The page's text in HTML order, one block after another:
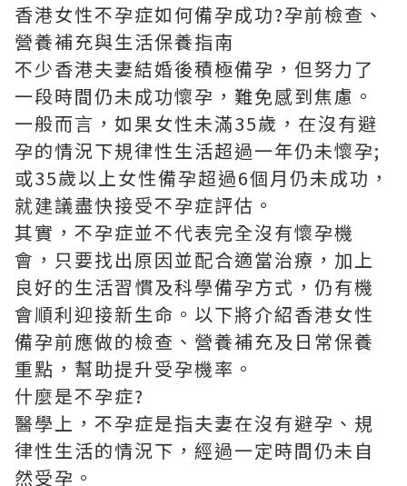
香港女性不孕症如何備孕成功?孕前檢查、
營養補充與生活保養指南
不少香港夫妻結婚後積極備孕，但努力了
一段時間仍未成功懷孕，難免感到焦慮。
一般而言，如果女性未滿35歲，在沒有避
孕的情況下規律性生活超過一年仍未懷孕;
或35歲以上女性備孕超過6個月仍未成功，
就建議盡快接受不孕症評估。
其實，不孕症並不代表完全沒有懷孕機
會，只要找出原因並配合適當治療，加上
良好的生活習慣及科學備孕方式，仍有機
會順利迎接新生命。以下將介紹香港女性
備孕前應做的檢查、營養補充及日常保養
重點，幫助提升受孕機率。
什麼是不孕症?
醫學上，不孕症是指夫妻在沒有避孕、規
律性生活的情況下，經過一定時間仍未自
然受孕。